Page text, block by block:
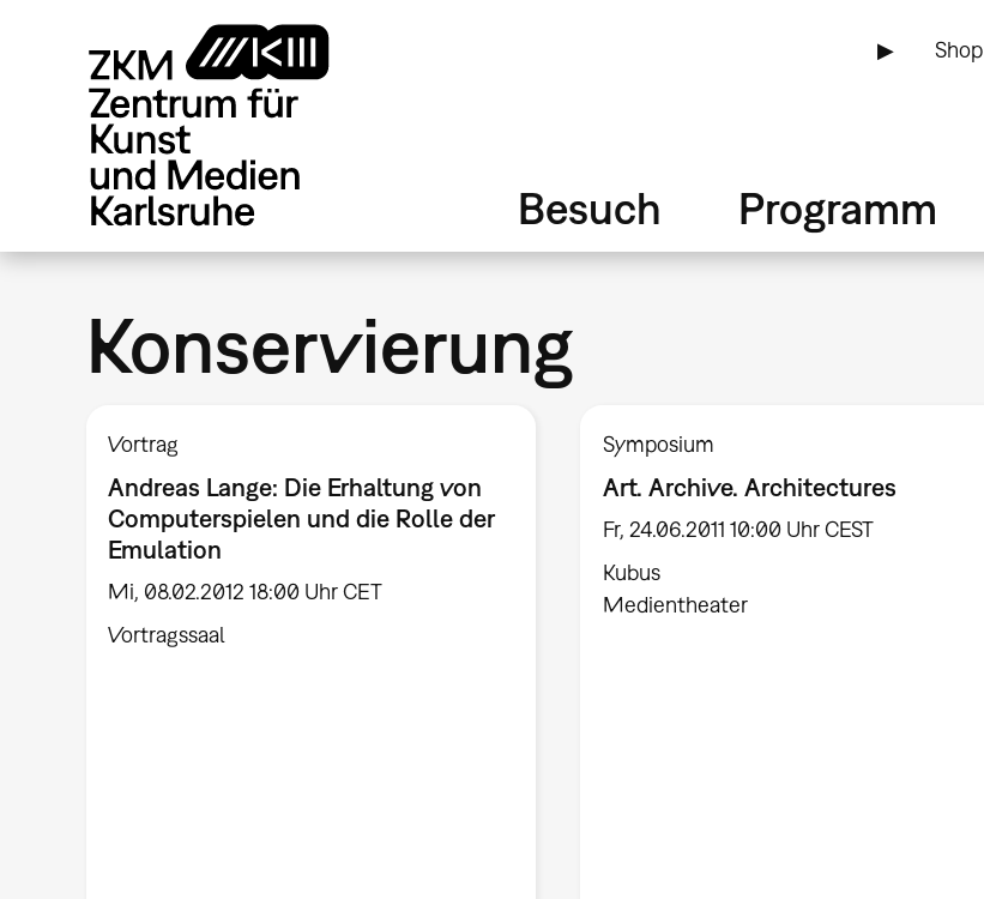
▶ Shop
Besuch Programm
Konservierung
Vortrag
Andreas Lange: Die Erhaltung von
Computerspielen und die Rolle der
Emulation
Mi, 08.02.2012 18:00 Uhr CET
Vortragssaal
Symposium
Art. Archive. Architectures
Fr, 24.06.2011 10:00 Uhr CEST
Kubus
Medientheater